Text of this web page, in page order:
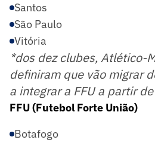
Santos
São Paulo
Vitória
*dos dez clubes, Atlético-
definiram que vão migrar
a integrar a FFU a partir
FFU (Futebol Forte União)
Botafogo